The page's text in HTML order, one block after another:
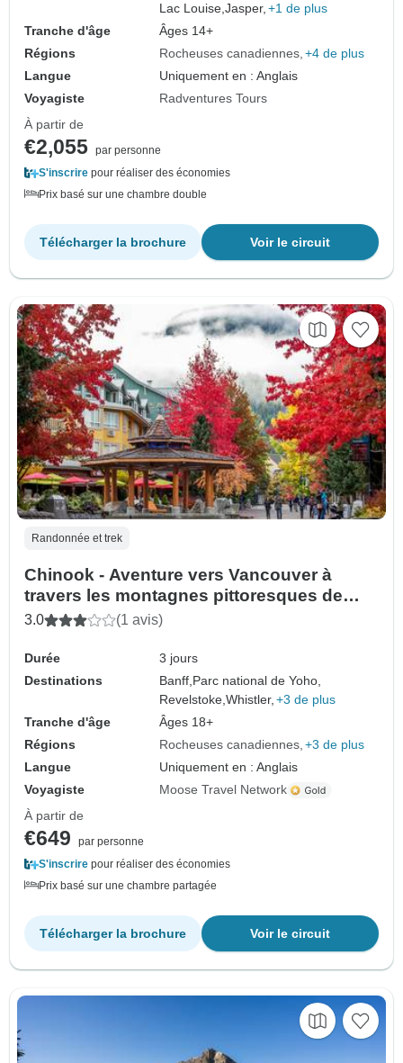
Lac Louise,Jasper, +1 de plus
Tranche d'âge
Âges 14+
Régions
Rocheuses canadiennes +4 de plus
Langue
Uniquement en : Anglais
Voyagiste
Radventures Tours
À partir de
€2,055 par personne
S'inscrire pour réaliser des économies
Prix basé sur une chambre double
Voir le circuit
Télécharger la brochure
Randonnée et trek
Chinook - Aventure vers Vancouver à
travers les montagnes pittoresques de
Whistler
3.0 (1 avis)
Durée
3 jours
Destinations
Banff,Parc national de Yoho,
Revelstoke,Whistler, +3 de plus
Tranche d'âge
Âges 18+
Régions
Rocheuses canadiennes +3 de plus
Langue
Uniquement en : Anglais
Voyagiste
Moose Travel Network
À partir de
€649
par personne
S'inscrire pour réaliser des économies
Prix basé sur une chambre partagée
Voir le circuit
Télécharger la brochure